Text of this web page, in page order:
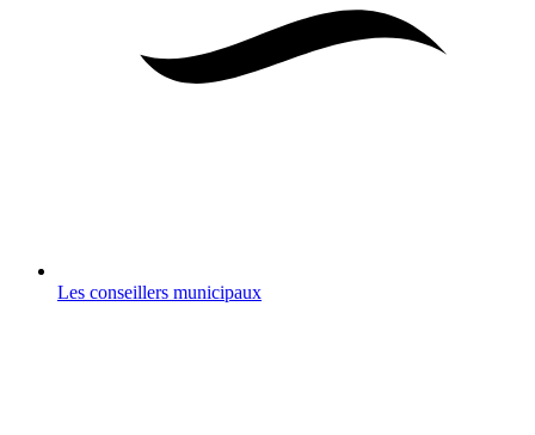
Les conseillers municipaux